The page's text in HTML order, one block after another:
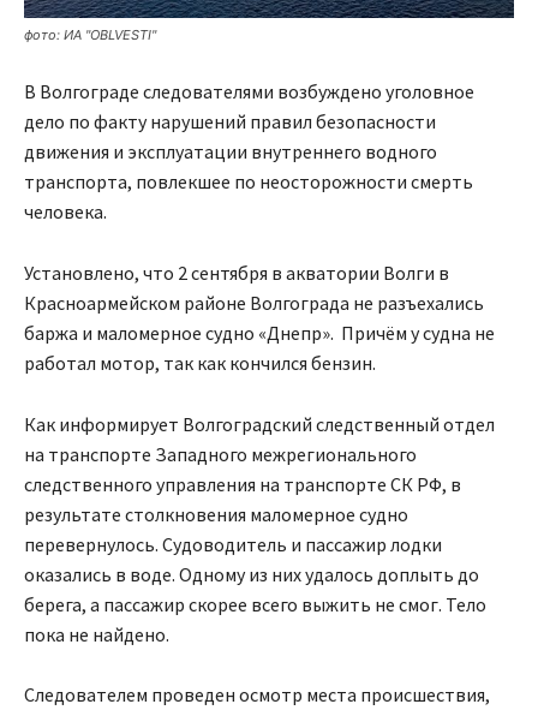
фото: ИА "OBLVESTI"
В Волгограде следователями возбуждено уголовное
дело по факту нарушений правил безопасности
движения и эксплуатации внутреннего водного
транспорта, повлекшее по неосторожности смерть
человека.
Установлено, что 2 сентября в акватории Волги в
Красноармейском районе Волгограда не разъехались
баржа и маломерное судно «Днепр». Причём у судна не
работал мотор, так как кончился бензин.
Как информирует Волгоградский следственный отдел
на транспорте Западного межрегионального
следственного управления на транспорте СК РФ, в
результате столкновения маломерное судно
перевернулось. Судоводитель и пассажир лодки
оказались в воде. Одному из них удалось доплыть до
берега, а пассажир скорее всего выжить не смог. Тело
пока не найдено.
Следователем проведен осмотр места происшествия,